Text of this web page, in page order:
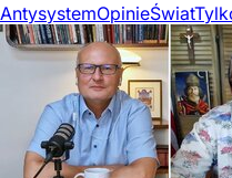
AntysystemOpinieŚwiat